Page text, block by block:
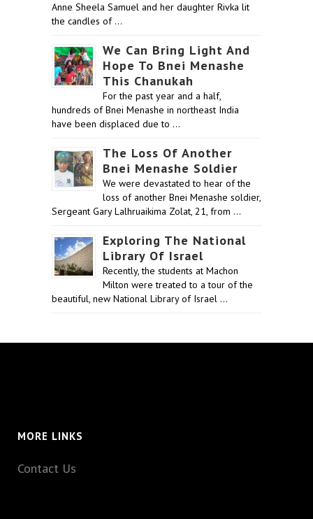
Anne Sheela Samuel and her daughter Rivka lit
the candles of …
We Can Bring Light And
Hope To Bnei Menashe
This Chanukah
For the past year and a half,
hundreds of Bnei Menashe in northeast India
have been displaced due to …
The Loss Of Another
Bnei Menashe Soldier
We were devastated to hear of the
loss of another Bnei Menashe soldier,
Sergeant Gary Lalhruaikima Zolat, 21, from …
Exploring The National
Library Of Israel
Recently, the students at Machon
Milton were treated to a tour of the
beautiful, new National Library of Israel …
MORE LINKS
Contact Us